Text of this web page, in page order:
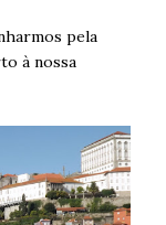
pela
à nossa